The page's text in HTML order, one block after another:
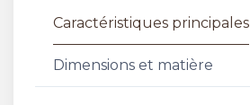
Caractéristiques principales
Dimensions et matière